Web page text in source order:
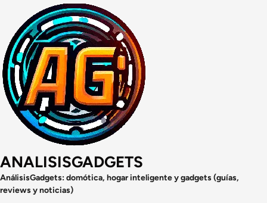
contenido
ANALISISGADGETS
AnálisisGadgets: domótica, hogar inteligente y gadgets (guías,
reviews y noticias)